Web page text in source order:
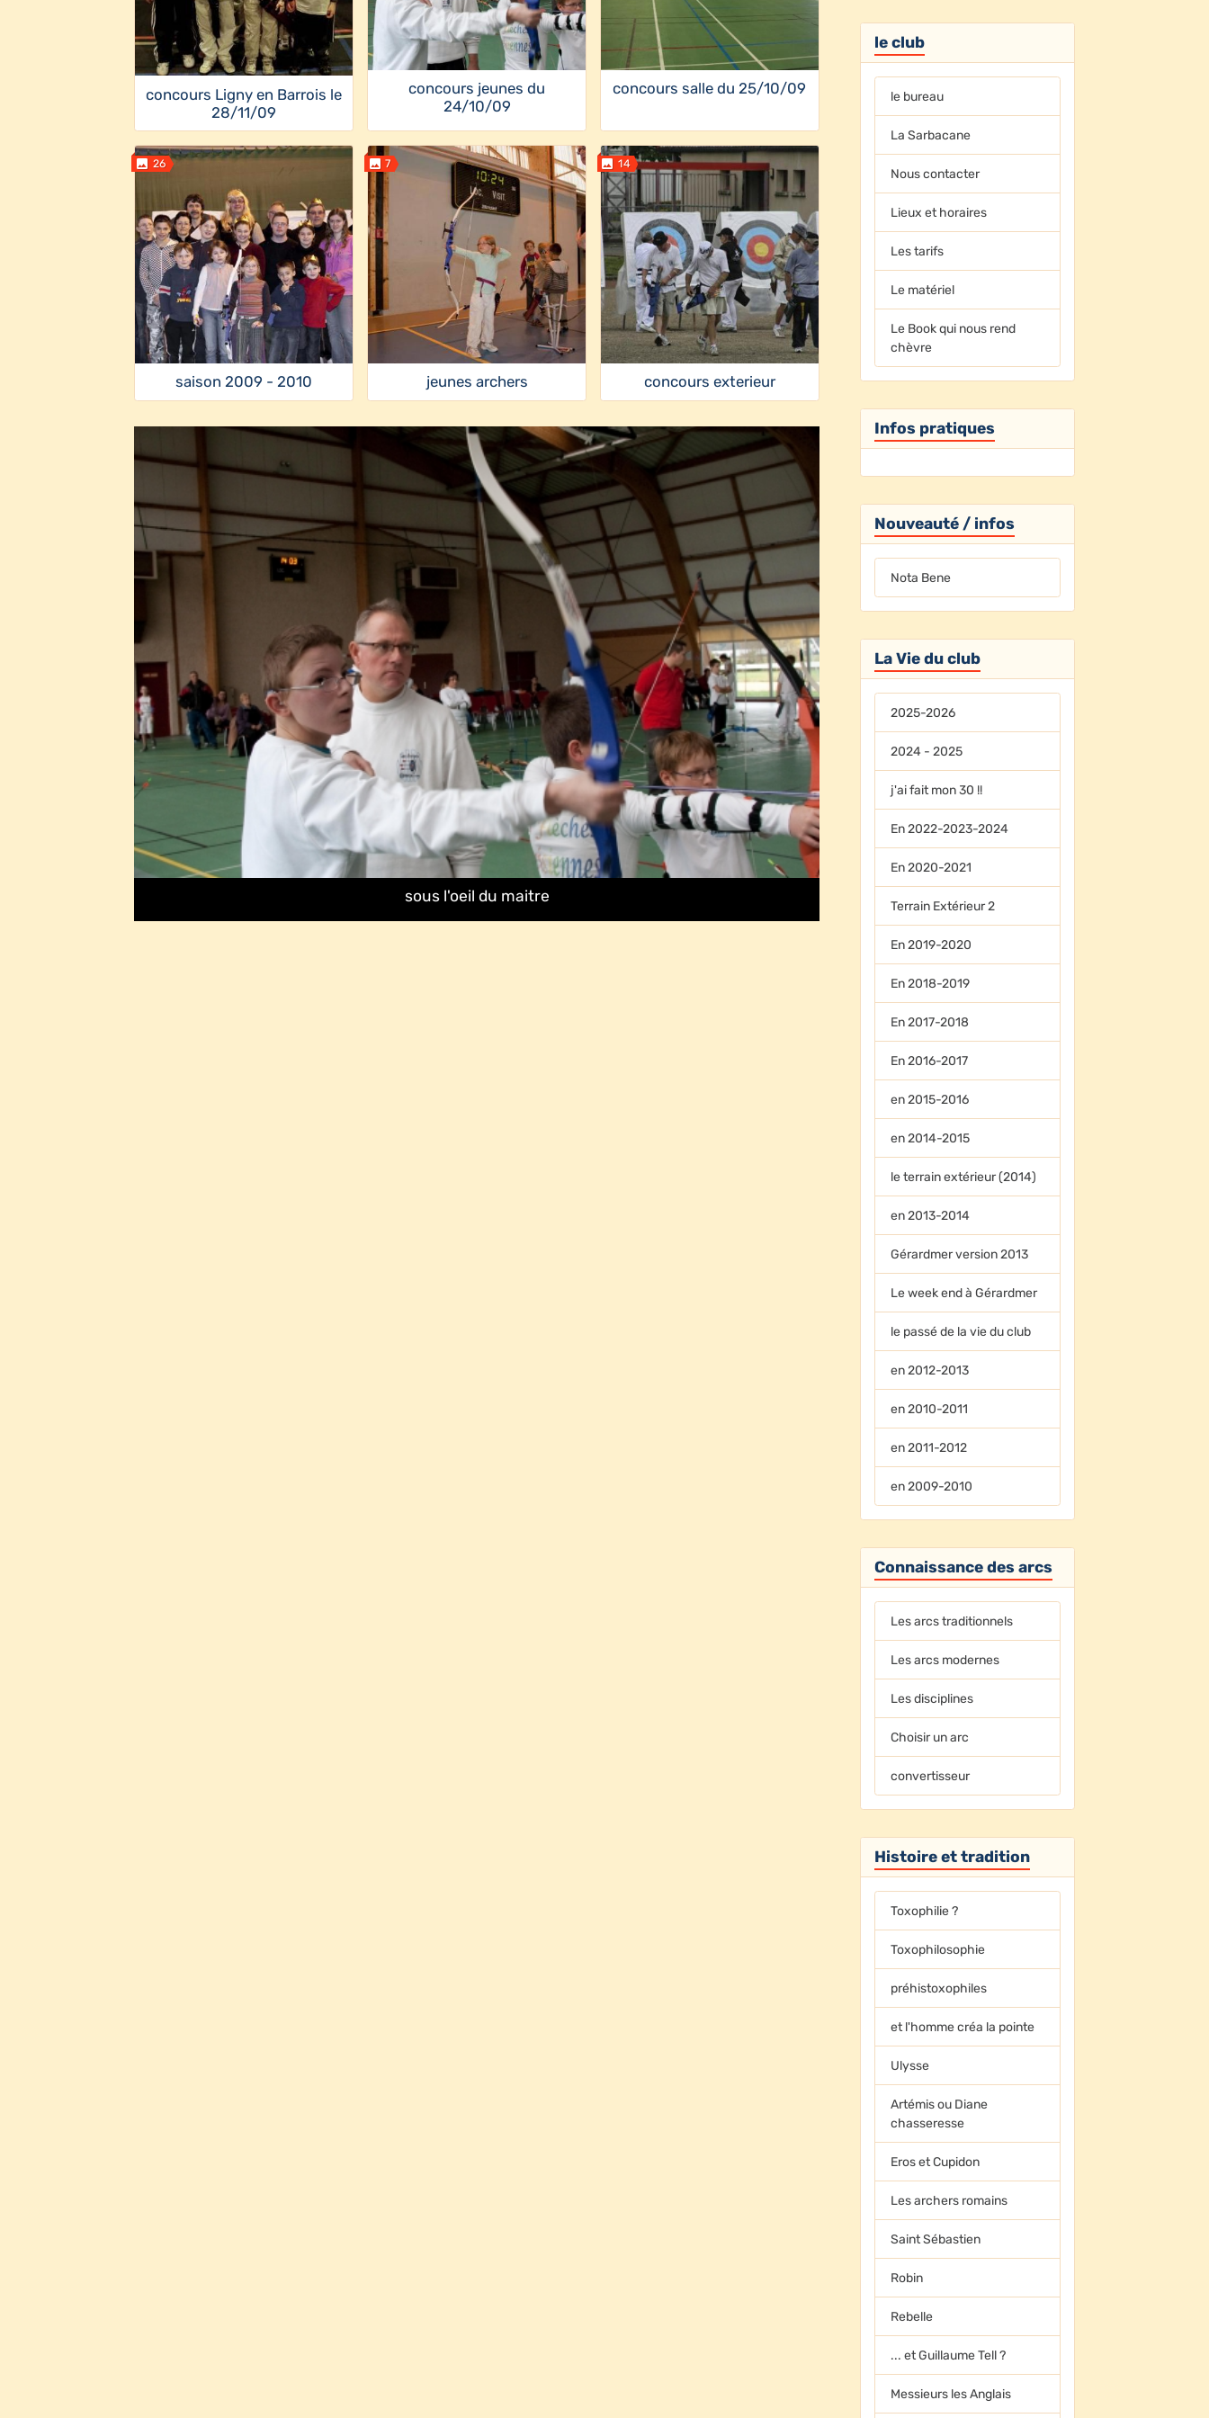
concours Ligny en Barrois le
28/11/09
concours jeunes du
24/10/09
concours salle du 25/10/09
26
saison 2009 - 2010
7
jeunes archers
14
concours exterieur
sous l'oeil du maitre
le club
le bureau
La Sarbacane
Nous contacter
Lieux et horaires
Les tarifs
Le matériel
Le Book qui nous rend
chèvre
Infos pratiques
Nouveauté / infos
Nota Bene
La Vie du club
2025-2026
2024 - 2025
j'ai fait mon 30 !!
En 2022-2023-2024
En 2020-2021
Terrain Extérieur 2
En 2019-2020
En 2018-2019
En 2017-2018
En 2016-2017
en 2015-2016
en 2014-2015
le terrain extérieur (2014)
en 2013-2014
Gérardmer version 2013
Le week end à Gérardmer
le passé de la vie du club
en 2012-2013
en 2010-2011
en 2011-2012
en 2009-2010
Connaissance des arcs
Les arcs traditionnels
Les arcs modernes
Les disciplines
Choisir un arc
convertisseur
Histoire et tradition
Toxophilie ?
Toxophilosophie
préhistoxophiles
et l'homme créa la pointe
Ulysse
Artémis ou Diane
chasseresse
Eros et Cupidon
Les archers romains
Saint Sébastien
Robin
Rebelle
... et Guillaume Tell ?
Messieurs les Anglais